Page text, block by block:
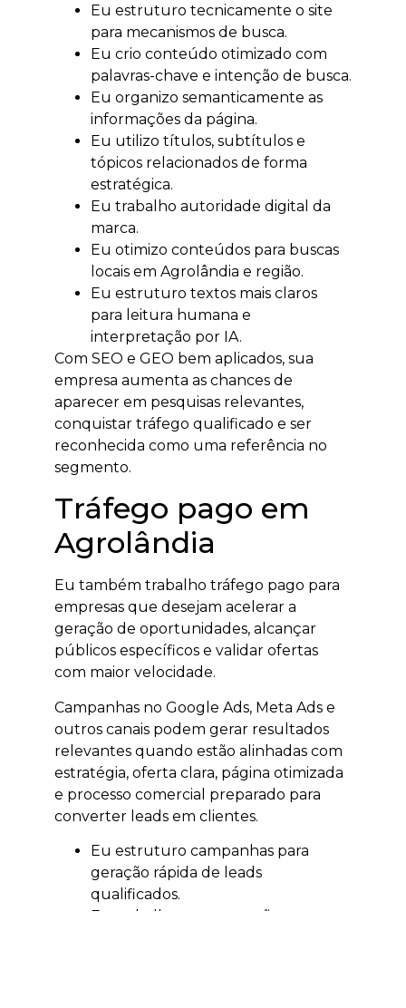
Eu estruturo tecnicamente o site
para mecanismos de busca.
Eu crio conteúdo otimizado com
palavras-chave e intenção de busca.
Eu organizo semanticamente as
informações da página.
Eu utilizo títulos, subtítulos e
tópicos relacionados de forma
estratégica.
Eu trabalho autoridade digital da
marca.
Eu otimizo conteúdos para buscas
locais em Agrolândia e região.
Eu estruturo textos mais claros
para leitura humana e
interpretação por IA.
Com SEO e GEO bem aplicados, sua
empresa aumenta as chances de
aparecer em pesquisas relevantes,
conquistar tráfego qualificado e ser
reconhecida como uma referência no
segmento.
Tráfego pago em
Agrolândia
Eu também trabalho tráfego pago para
empresas que desejam acelerar a
geração de oportunidades, alcançar
públicos específicos e validar ofertas
com maior velocidade.
Campanhas no Google Ads, Meta Ads e
outros canais podem gerar resultados
relevantes quando estão alinhadas com
estratégia, oferta clara, página otimizada
e processo comercial preparado para
converter leads em clientes.
Eu estruturo campanhas para
geração rápida de leads
qualificados.
Eu trabalho segmentação por